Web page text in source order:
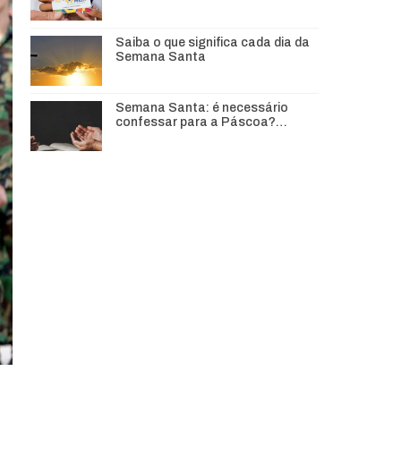
Saiba o que significa cada dia da
Semana Santa
Semana Santa: é necessário
confessar para a Páscoa?…